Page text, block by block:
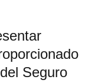
Seguro